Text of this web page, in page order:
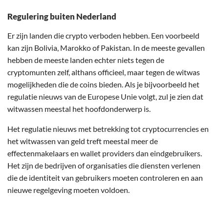
Regulering buiten Nederland
Er zijn landen die crypto verboden hebben. Een voorbeeld
kan zijn Bolivia, Marokko of Pakistan. In de meeste gevallen
hebben de meeste landen echter niets tegen de
cryptomunten zelf, althans officieel, maar tegen de witwas
mogelijkheden die de coins bieden. Als je bijvoorbeeld het
regulatie nieuws van de Europese Unie volgt, zul je zien dat
witwassen meestal het hoofdonderwerp is.
Het regulatie nieuws met betrekking tot cryptocurrencies en
het witwassen van geld treft meestal meer de
effectenmakelaars en wallet providers dan eindgebruikers.
Het zijn de bedrijven of organisaties die diensten verlenen
die de identiteit van gebruikers moeten controleren en aan
nieuwe regelgeving moeten voldoen.